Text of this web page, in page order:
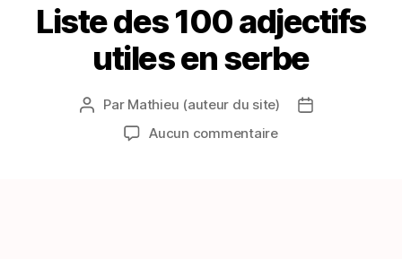
Liste des 100 adjectifs
utiles en serbe
Auteur
l’article
Par Mathieu (auteur du site)
Date
Aucun commentairesur